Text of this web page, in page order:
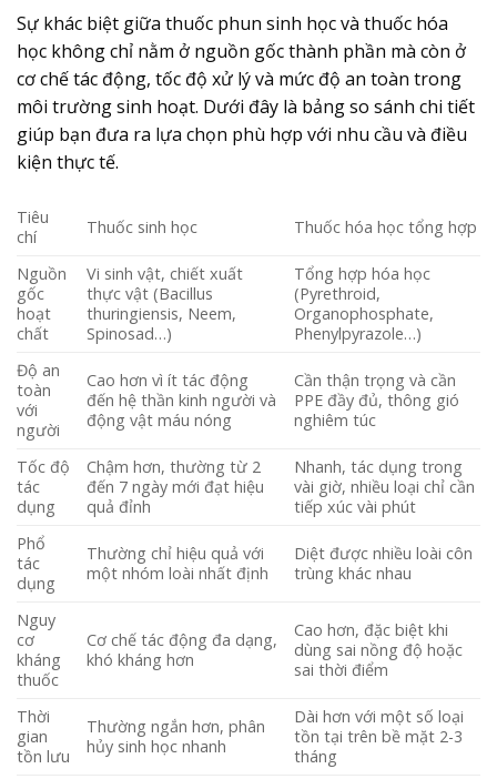
Sự khác biệt giữa thuốc phun sinh học và thuốc hóa
học không chỉ nằm ở nguồn gốc thành phần mà còn ở
cơ chế tác động, tốc độ xử lý và mức độ an toàn trong
môi trường sinh hoạt. Dưới đây là bảng so sánh chi tiết
giúp bạn đưa ra lựa chọn phù hợp với nhu cầu và điều
kiện thực tế.
Tiêu
chí
Thuốc sinh học Thuốc hóa học tổng hợp
Nguồn
gốc
hoạt
chất
Vi sinh vật, chiết xuất
thực vật (Bacillus
thuringiensis, Neem,
Spinosad…)
Tổng hợp hóa học
(Pyrethroid,
Organophosphate,
Phenylpyrazole…)
Độ an
toàn
với
người
Cao hơn vì ít tác động
đến hệ thần kinh người và
động vật máu nóng
Cần thận trọng và cần
PPE đầy đủ, thông gió
nghiêm túc
Tốc độ
tác
dụng
Chậm hơn, thường từ 2
đến 7 ngày mới đạt hiệu
quả đỉnh
Nhanh, tác dụng trong
vài giờ, nhiều loại chỉ cần
tiếp xúc vài phút
Phổ
tác
dụng
Thường chỉ hiệu quả với
một nhóm loài nhất định
Diệt được nhiều loài côn
trùng khác nhau
Nguy
cơ
kháng
thuốc
Cơ chế tác động đa dạng,
khó kháng hơn
Cao hơn, đặc biệt khi
dùng sai nồng độ hoặc
sai thời điểm
Thời
gian
tồn lưu
Thường ngắn hơn, phân
hủy sinh học nhanh
Dài hơn với một số loại
tồn tại trên bề mặt 2-3
tháng